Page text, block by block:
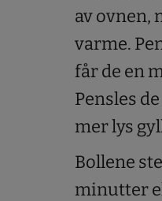
av ovnen,
varme.
får de en
Pensles
mer lys
Bollene
minutter